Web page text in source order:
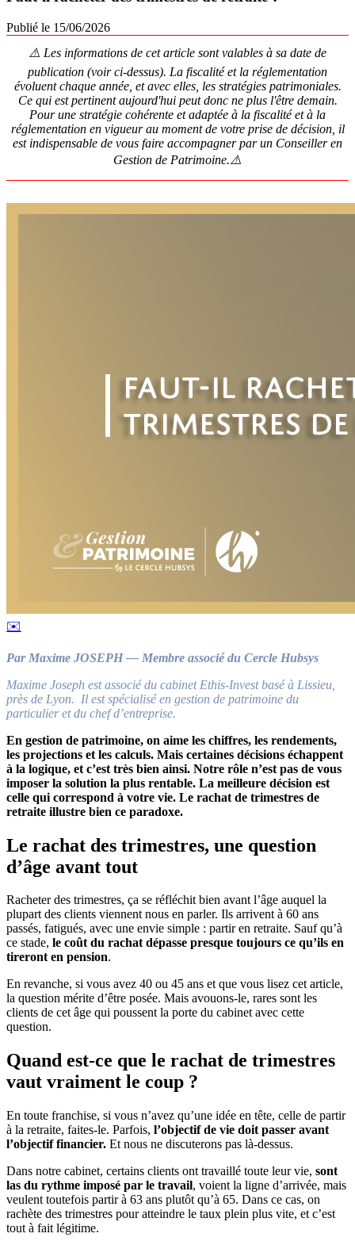
Publié le 15/06/2026
⚠️ Les informations de cet article sont valables à sa date de
publication (voir ci-dessus). La fiscalité et la réglementation
évoluent chaque année, et avec elles, les stratégies patrimoniales.
Ce qui est pertinent aujourd'hui peut donc ne plus l'être demain.
Pour une stratégie cohérente et adaptée à la fiscalité et à la
réglementation en vigueur au moment de votre prise de décision, il
est indispensable de vous faire accompagner par un Conseiller en
Gestion de Patrimoine.⚠️
✉️
Par Maxime JOSEPH — Membre associé du Cercle Hubsys
Maxime Joseph est associé du cabinet Ethis-Invest basé à Lissieu,
près de Lyon. Il est spécialisé en gestion de patrimoine du
particulier et du chef d’entreprise.
En gestion de patrimoine, on aime les chiffres, les rendements,
les projections et les calculs. Mais certaines décisions échappent
à la logique, et c’est très bien ainsi. Notre rôle n’est pas de vous
imposer la solution la plus rentable. La meilleure décision est
celle qui correspond à votre vie. Le rachat de trimestres de
retraite illustre bien ce paradoxe.
Le rachat des trimestres, une question
d’âge avant tout
Racheter des trimestres, ça se réfléchit bien avant l’âge auquel la
plupart des clients viennent nous en parler. Ils arrivent à 60 ans
passés, fatigués, avec une envie simple : partir en retraite. Sauf qu’à
ce stade, le coût du rachat dépasse presque toujours ce qu’ils en
tireront en pension.
En revanche, si vous avez 40 ou 45 ans et que vous lisez cet article,
la question mérite d’être posée. Mais avouons-le, rares sont les
clients de cet âge qui poussent la porte du cabinet avec cette
question.
Quand est-ce que le rachat de trimestres
vaut vraiment le coup ?
En toute franchise, si vous n’avez qu’une idée en tête, celle de partir
à la retraite, faites-le. Parfois, l’objectif de vie doit passer avant
l’objectif financier. Et nous ne discuterons pas là-dessus.
Dans notre cabinet, certains clients ont travaillé toute leur vie, sont
las du rythme imposé par le travail, voient la ligne d’arrivée, mais
veulent toutefois partir à 63 ans plutôt qu’à 65. Dans ce cas, on
rachète des trimestres pour atteindre le taux plein plus vite, et c’est
tout à fait légitime.